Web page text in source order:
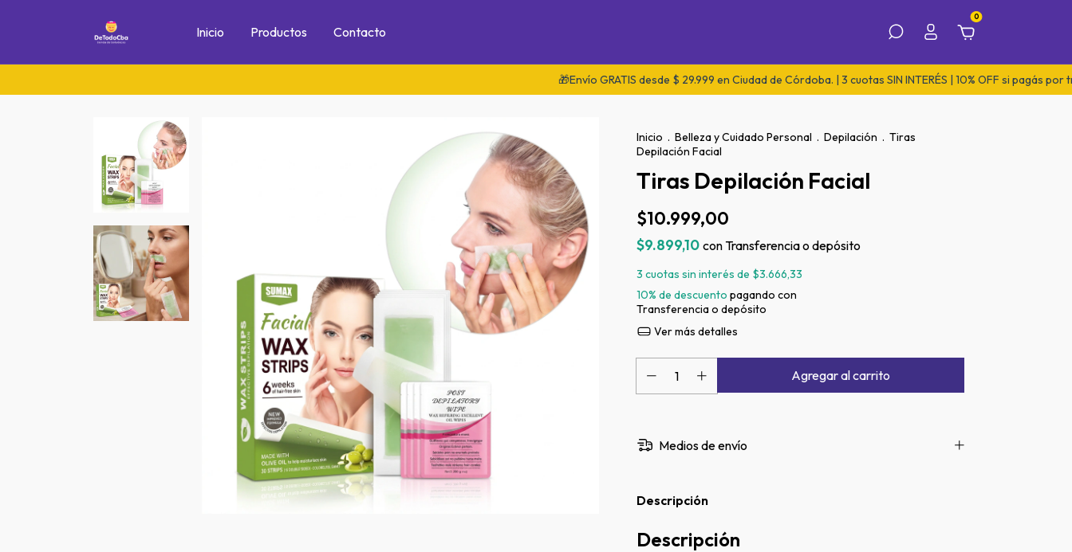
Inicio Productos Contacto
0
🎁Envío GRATIS desde $ 29.999 en Ciudad de Córdoba. | 3 cuotas SIN INTERÉS | 10% OFF si pagás por
Inicio . Belleza y Cuidado Personal . Depilación . Tiras
Depilación Facial
Tiras Depilación Facial
$10.999,00
$9.899,10 conTransferencia o depósito
3 cuotas sin interés de $3.666,33
10% de descuento pagando con
Transferencia o depósito
Ver más detalles
Medios de envío
Descripción
Descripción